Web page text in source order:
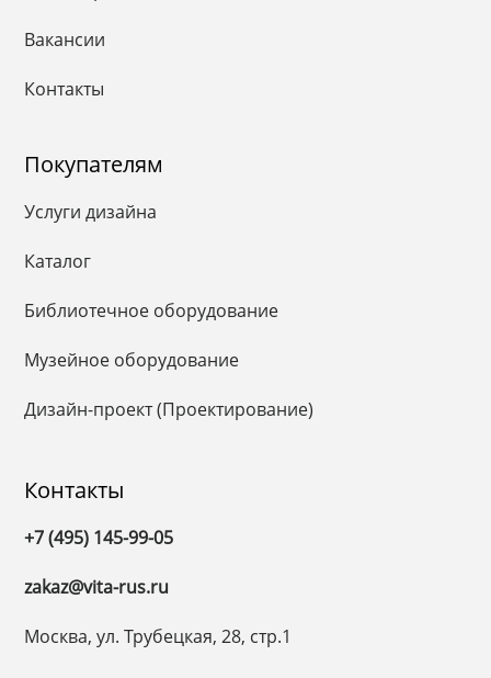
Вакансии
Контакты
Покупателям
Услуги дизайна
Каталог
Библиотечное оборудование
Музейное оборудование
Дизайн-проект (Проектирование)
Контакты
+7 (495) 145-99-05
zakaz@vita-rus.ru
Москва, ул. Трубецкая, 28, стр.1